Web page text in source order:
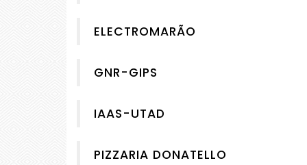
ELECTROMARÃO
GNR-GIPS
IAAS-UTAD
PIZZARIA DONATELLO